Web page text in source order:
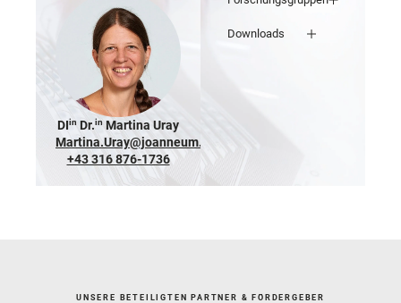
DIin Dr.in Martina Uray
Martina.Uray@joanneum.at
+43 316 876-1736
Downloads
UNSERE BETEILIGTEN PARTNER & FÖRDERGEBER